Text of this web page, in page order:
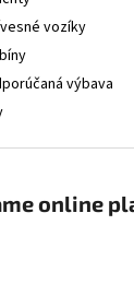
vozíky
výbava
online